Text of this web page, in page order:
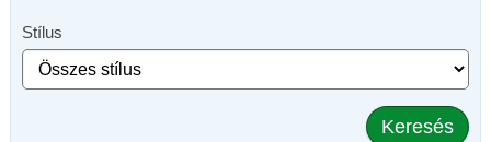
Stílus
Keresés